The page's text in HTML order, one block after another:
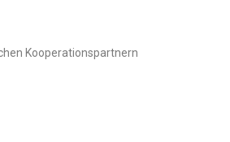
Kooperationspartnern